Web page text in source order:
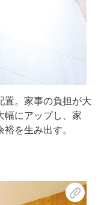
置。家事の負担が大
幅にアップし、家
を生み出す。